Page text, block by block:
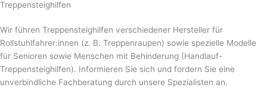
Treppensteighilfen
Wir führen Treppensteighilfen verschiedener Hersteller für
Rollstuhlfahrer:innen (z. B. Treppenraupen) sowie spezielle Modelle
für Senioren sowie Menschen mit Behinderung (Handlauf-
Treppensteighilfen). Informieren Sie sich und fordern Sie eine
unverbindliche Fachberatung durch unsere Spezialisten an.